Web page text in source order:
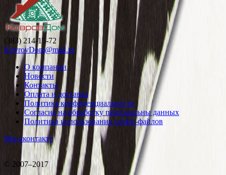
(383) 214-15-72
KovrovDom@mail.ru
О компании
Новости
Контакты
Оплата и доставка
Политика конфиденциальности
Согласие на обработку персональны данных
Политика использования cookie-файлов
Мы вконтакте
© 2007–2017